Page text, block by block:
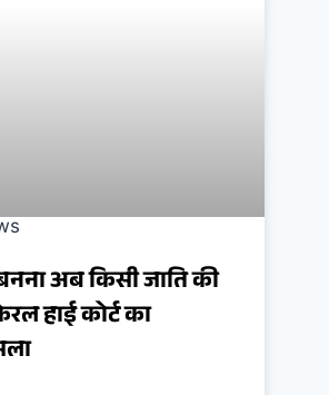
अब किसी जाति की
हाई कोर्ट का